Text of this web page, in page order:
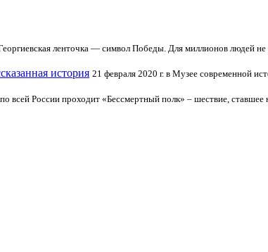
ленточка — символ Победы. Для миллионов людей не
история 21 февраля 2020 г. в Музее современной
всей России проходит «Бессмертный полк» – шествие,